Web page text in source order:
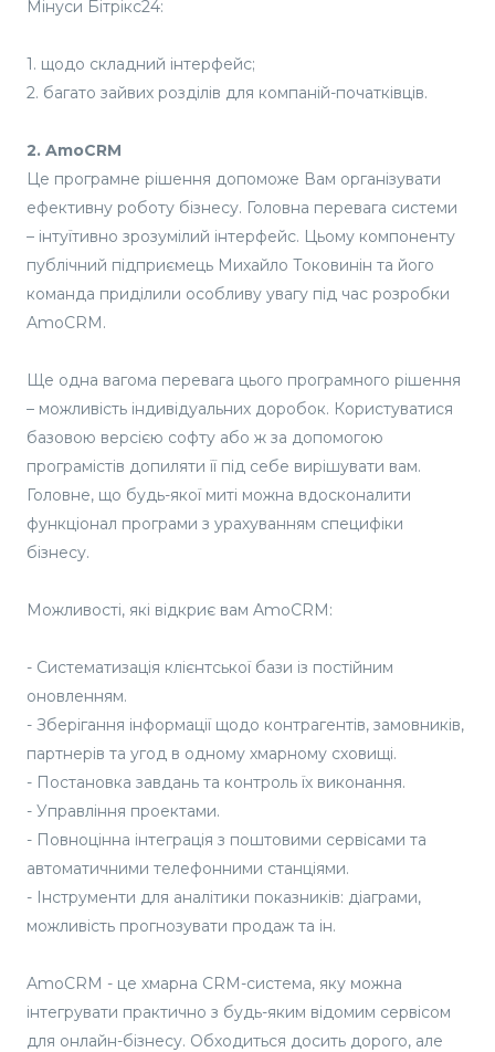
Мінуси Бітрікс24:
1. щодо складний інтерфейс;
2. багато зайвих розділів для компаній-початківців.
2. AmoCRM
Це програмне рішення допоможе Вам організувати
ефективну роботу бізнесу. Головна перевага системи
– інтуїтивно зрозумілий інтерфейс. Цьому компоненту
публічний підприємець Михайло Токовинін та його
команда приділили особливу увагу під час розробки
AmoCRM.
Ще одна вагома перевага цього програмного рішення
– можливість індивідуальних доробок. Користуватися
базовою версією софту або ж за допомогою
програмістів допиляти її під себе вирішувати вам.
Головне, що будь-якої миті можна вдосконалити
функціонал програми з урахуванням специфіки
бізнесу.
Можливості, які відкриє вам AmoCRM:
- Систематизація клієнтської бази із постійним
оновленням.
- Зберігання інформації щодо контрагентів, замовників,
партнерів та угод в одному хмарному сховищі.
- Постановка завдань та контроль їх виконання.
- Управління проектами.
- Повноцінна інтеграція з поштовими сервісами та
автоматичними телефонними станціями.
- Інструменти для аналітики показників: діаграми,
можливість прогнозувати продаж та ін.
AmoCRM - це хмарна CRM-система, яку можна
інтегрувати практично з будь-яким відомим сервісом
для онлайн-бізнесу. Обходиться досить дорого, але